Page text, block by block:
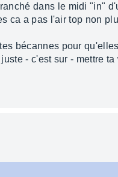
dans le midi "in"
ca a pas l'air top non
bécannes pour
- c'est sur - mettre